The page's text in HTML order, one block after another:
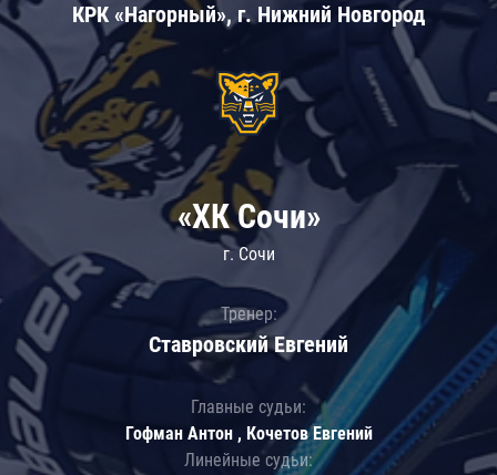
КРК «Нагорный», г. Нижний Новгород
«ХК Сочи»
г. Сочи
Тренер:
Ставровский Евгений
Главные судьи:
Гофман Антон , Кочетов Евгений
Линейные судьи: